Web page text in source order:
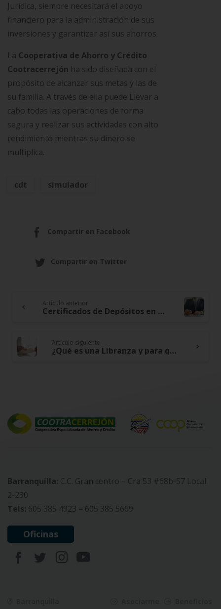
Jurídica, siempre necesitará el apoyo
financiero para la administración de sus
inversiones y garantizar así sus ahorros.
La Cooperativa de Ahorro y Crédito
Cootracerrejón ha sido diseñada con el
propósito de alcanzar sus metas y las de
su familia. A través de ella puede Llevar a
cabo todas las operaciones de forma
segura y realizar sus actividades con alto
rendimiento mientras su dinero se
multiplica.
cdt simulador
Compartir en Facebook
Compartir en Twitter
Continue
Artículo anterior
Certificados de Depósitos en Colombia
Artículo siguiente
¿Qué es una Libranza y para qué sirve?
Barranquilla: C.C. Gran centro – Cra 53 #68b-57 Local
2-230
Tels: 605 385 4923 – 605 385 5669
Oficinas